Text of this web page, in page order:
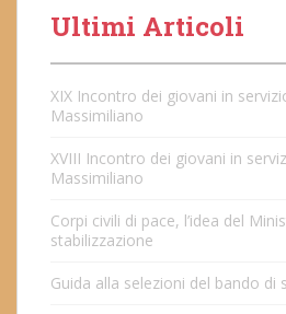
Ultimi Articoli
XIX Incontro dei giovani in
Massimiliano
XVIII Incontro dei giovani in
Massimiliano
Corpi civili di pace, l’idea del
stabilizzazione
Guida alla selezioni del bando di